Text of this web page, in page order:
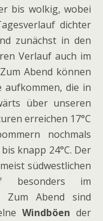
bis wolkig, wobei
dichter
zunächst in den
Verlauf auch im
Abend können
aufkommen, die in
über unseren
erreichen 17°C
nochmals
knapp 24°C. Der
südwestlichen
besonders im
Zum Abend sind
Windböen der